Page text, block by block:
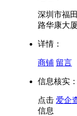
深圳市福
路华康大
详情：
商铺 留言
信息核实：
点击 爱企
信息